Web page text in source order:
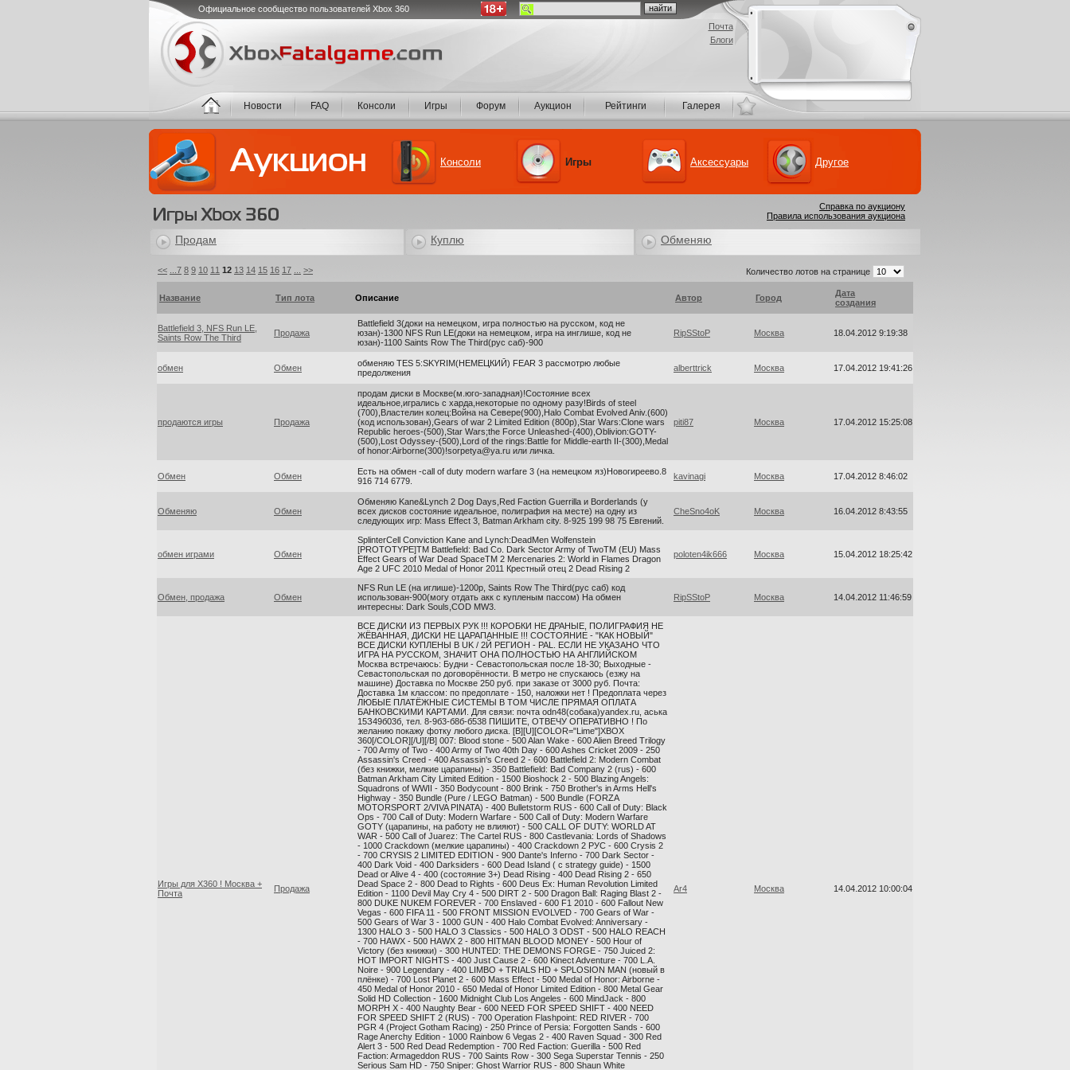
Почта
Блоги
Официальное сообщество пользователей Xbox 360
Новости FAQ Консоли Игры Форум Аукцион Рейтинги Галерея
Консоли Игры Аксессуары Другое
Справка по аукциону
Правила использования аукциона
Продам Куплю Обменяю
<< 7 8 9 10 11 12 13 14 15 16 17 >> Количество лотов на странице
Название Тип лота Описание Автор Город
Дата
создания
Battlefield 3, NFS Run LE,
Saints Row The Third
Продажа
Battlefield 3(доки на немецком, игра полностью на русском, код не
юзан)-1300 NFS Run LE(доки на немецком, игра на инглише, код не
юзан)-1100 Saints Row The Third(рус саб)-900
RipSStoP Москва 18.04.2012 9:19:38
обмен Обмен
обменяю TES 5:SKYRIM(НЕМЕЦКИЙ) FEAR 3 рассмотрю любые
предолжения
alberttrick Москва 17.04.2012 19:41:26
продаются игры Продажа
продам диски в Москве(м.юго-западная)!Состояние всех
идеальное,игрались с харда,некоторые по одному разу!Birds of steel
(700),Властелин колец:Война на Севере(900),Halo Combat Evolved Aniv.(600)
(код использован),Gears of war 2 Limited Edition (800р),Star Wars:Clone wars
Republic heroes-(500),Star Wars;the Force Unleashed-(400),Oblivion:GOTY-
(500),Lost Odyssey-(500),Lord of the rings:Battle for Middle-earth II-(300),Medal
of honor:Airborne(300)!sorpetya@ya.ru или личка.
piti87 Москва 17.04.2012 15:25:08
Обмен Обмен
Есть на обмен -call of duty modern warfare 3 (на немецком яз)Новогиреево.8
916 714 6779.
kavinagi Москва 17.04.2012 8:46:02
Обменяю Обмен
Обменяю Kane&Lynch 2 Dog Days,Red Faction Guerrilla и Borderlands (у
всех дисков состояние идеальное, полиграфия на месте) на одну из
следующих игр: Mass Effect 3, Batman Arkham city. 8-925 199 98 75 Евгений.
CheSno4oK Москва 16.04.2012 8:43:55
обмен играми Обмен
SplinterCell Conviction Kane and Lynch:DeadMen Wolfenstein
[PROTOTYPE]TM Battlefield: Bad Co. Dark Sector Army of TwoTM (EU) Mass
Effect Gears of War Dead SpaceTM 2 Mercenaries 2: World in Flames Dragon
Age 2 UFC 2010 Medal of Honor 2011 Крестный отец 2 Dead Rising 2
poloten4ik666 Москва 15.04.2012 18:25:42
Обмен, продажа Обмен
NFS Run LE (на иглише)-1200р, Saints Row The Third(рус саб) код
использован-900(могу отдать акк с купленым пассом) На обмен
интересны: Dark Souls,COD MW3.
RipSStoP Москва 14.04.2012 11:46:59
Игры для X360 ! Москва +
Почта
Продажа
ВСЕ ДИСКИ ИЗ ПЕРВЫХ РУК !!! КОРОБКИ НЕ ДРАНЫЕ, ПОЛИГРАФИЯ НЕ
ЖЁВАННАЯ, ДИСКИ НЕ ЦАРАПАННЫЕ !!! СОСТОЯНИЕ - "КАК НОВЫЙ"
ВСЕ ДИСКИ КУПЛЕНЫ В UK / 2Й РЕГИОН - PAL. ЕСЛИ НЕ УКАЗАНО ЧТО
ИГРА НА РУССКОМ, ЗНАЧИТ ОНА ПОЛНОСТЬЮ НА АНГЛИЙСКОМ
Москва встречаюсь: Будни - Севастопольская после 18-30; Выходные -
Севастопольская по договорённости. В метро не спускаюсь (езжу на
машине) Доставка по Москве 250 руб. при заказе от 3000 руб. Почта:
Доставка 1м классом: по предоплате - 150, наложки нет ! Предоплата через
ЛЮБЫЕ ПЛАТЁЖНЫЕ СИСТЕМЫ В ТОМ ЧИСЛЕ ПРЯМАЯ ОПЛАТА
БАНКОВСКИМИ КАРТАМИ. Для связи: почта odn48(собака)yandex.ru, аська
15З49б03б, тел. 8-9б3-б8б-б538 ПИШИТЕ, ОТВЕЧУ ОПЕРАТИВНО ! По
желанию покажу фотку любого диска. [B][U][COLOR="Lime"]XBOX
360[/COLOR][/U][/B] 007: Blood stone - 500 Alan Wake - 600 Alien Breed Trilogy
- 700 Army of Two - 400 Army of Two 40th Day - 600 Ashes Cricket 2009 - 250
Assassin's Creed - 400 Assassin's Creed 2 - 600 Battlefield 2: Modern Combat
(без книжки, мелкие царапины) - 350 Battlefield: Bad Company 2 (rus) - 600
Batman Arkham City Limited Edition - 1500 Bioshock 2 - 500 Blazing Angels:
Squadrons of WWII - 350 Bodycount - 800 Brink - 750 Brother's in Arms Hell's
Highway - 350 Bundle (Pure / LEGO Batman) - 500 Bundle (FORZA
MOTORSPORT 2/VIVA PINATA) - 400 Bulletstorm RUS - 600 Call of Duty: Black
Ops - 700 Call of Duty: Modern Warfare - 500 Call of Duty: Modern Warfare
GOTY (царапины, на работу не влияют) - 500 CALL OF DUTY: WORLD AT
WAR - 500 Call of Juarez: The Cartel RUS - 800 Castlevania: Lords of Shadows
- 1000 Crackdown (мелкие царапины) - 400 Crackdown 2 РУС - 600 Crysis 2
- 700 CRYSIS 2 LIMITED EDITION - 900 Dante's Inferno - 700 Dark Sector -
400 Dark Void - 400 Darksiders - 600 Dead Island ( с strategy guide) - 1500
Dead or Alive 4 - 400 (состояние 3+) Dead Rising - 400 Dead Rising 2 - 650
Dead Space 2 - 800 Dead to Rights - 600 Deus Ex: Human Revolution Limited
Edition - 1100 Devil May Cry 4 - 500 DIRT 2 - 500 Dragon Ball: Raging Blast 2 -
800 DUKE NUKEM FOREVER - 700 Enslaved - 600 F1 2010 - 600 Fallout New
Vegas - 600 FIFA 11 - 500 FRONT MISSION EVOLVED - 700 Gears of War -
500 Gears of War 3 - 1000 GUN - 400 Halo Combat Evolved: Anniversary -
1300 HALO 3 - 500 HALO 3 Classics - 500 HALO 3 ODST - 500 HALO REACH
- 700 HAWX - 500 HAWX 2 - 800 HITMAN BLOOD MONEY - 500 Hour of
Victory (без книжки) - 300 HUNTED: THE DEMONS FORGE - 750 Juiced 2:
HOT IMPORT NIGHTS - 400 Just Cause 2 - 600 Kinect Adventure - 700 L.A.
Noire - 900 Legendary - 400 LIMBO + TRIALS HD + SPLOSION MAN (новый в
плёнке) - 700 Lost Planet 2 - 600 Mass Effect - 500 Medal of Honor: Airborne -
450 Medal of Honor 2010 - 650 Medal of Honor Limited Edition - 800 Metal Gear
Solid HD Collection - 1600 Midnight Club Los Angeles - 600 MindJack - 800
MORPH X - 400 Naughty Bear - 600 NEED FOR SPEED SHIFT - 400 NEED
FOR SPEED SHIFT 2 (RUS) - 700 Operation Flashpoint: RED RIVER - 700
PGR 4 (Project Gotham Racing) - 250 Prince of Persia: Forgotten Sands - 600
Rage Anerchy Edition - 1000 Rainbow 6 Vegas 2 - 400 Raven Squad - 300 Red
Alert 3 - 500 Red Dead Redemption - 700 Red Faction: Guerilla - 500 Red
Faction: Armageddon RUS - 700 Saints Row - 300 Sega Superstar Tennis - 250
Serious Sam HD - 750 Sniper: Ghost Warrior RUS - 800 Shaun White
Ar4 Москва 14.04.2012 10:00:04